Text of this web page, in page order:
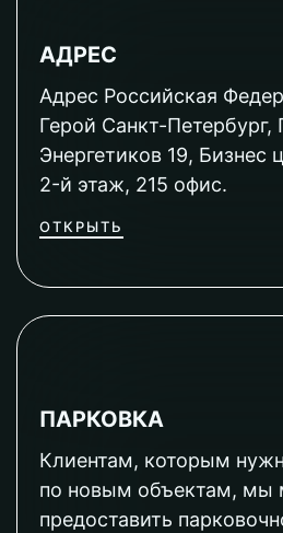
АДРЕС
Адрес Российская
Герой Санкт-Петербург,
Энергетиков 19, Бизнес
2-й этаж, 215 офис.
ОТКРЫТЬ
ПАРКОВКА
Клиентам, которым
по новым объектам,
предоставить